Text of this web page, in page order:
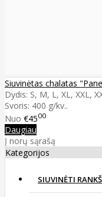
Siuvinėtas chalatas
Dydis: S, M, L, XL, XXL,
Svoris: 400 g/kv..
Nuo €4500
Daugiau
Į norų sąrašą
Kategorijos
SIUVINĖTI